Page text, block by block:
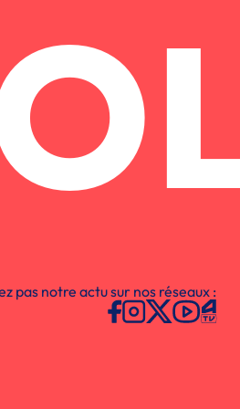
pas notre actu sur nos réseaux :